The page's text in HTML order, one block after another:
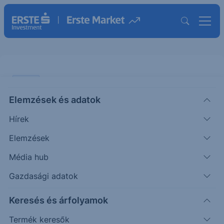
Elemzések és adatok
Hírek
Elemzések
Média hub
Gazdasági adatok
Keresés és árfolyamok
Termék keresők
határt
Hiába a beavatkozás a japán jegybank részéről,
tovább emelkedett az USDJPY. Több ellenálláson